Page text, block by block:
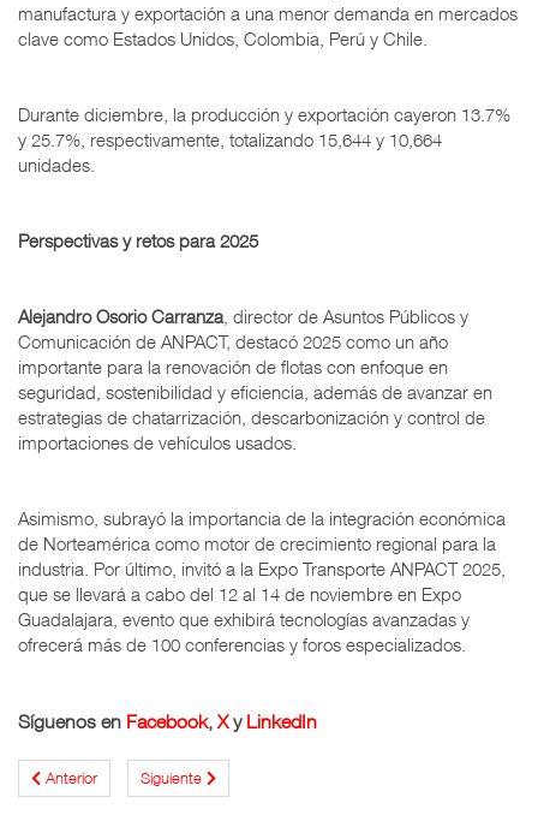
manufactura y exportación a una menor demanda en mercados
clave como Estados Unidos, Colombia, Perú y Chile.
Durante diciembre, la producción y exportación cayeron 13.7%
y 25.7%, respectivamente, totalizando 15,644 y 10,664
unidades.
Perspectivas y retos para 2025
Alejandro Osorio Carranza, director de Asuntos Públicos y
Comunicación de ANPACT, destacó 2025 como un año
importante para la renovación de flotas con enfoque en
seguridad, sostenibilidad y eficiencia, además de avanzar en
estrategias de chatarrización, descarbonización y control de
importaciones de vehículos usados.
Asimismo, subrayó la importancia de la integración económica
de Norteamérica como motor de crecimiento regional para la
industria. Por último, invitó a la Expo Transporte ANPACT 2025,
que se llevará a cabo del 12 al 14 de noviembre en Expo
Guadalajara, evento que exhibirá tecnologías avanzadas y
ofrecerá más de 100 conferencias y foros especializados.
Síguenos en Facebook, Xy LinkedIn
Anterior Siguiente